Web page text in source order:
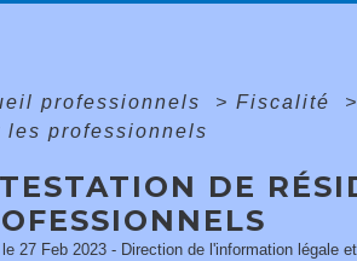
professionnels > Fiscalité >
les professionnels
DE
27 Feb 2023 - Direction de l'information légale